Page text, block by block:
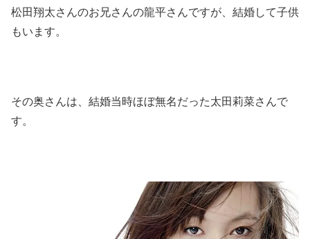
松田翔太さんのお兄さんの龍平さんですが、結婚して子供
もいます。
その奥さんは、結婚当時ほぼ無名だった太田莉菜さんで
す。